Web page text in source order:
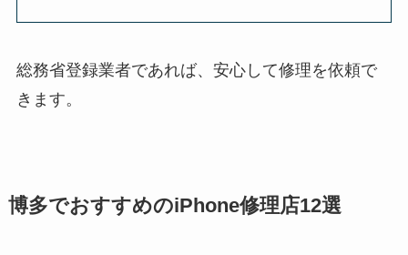
総務省登録業者であれば、安心して修理を依頼で
きます。
博多でおすすめのiPhone修理店12選